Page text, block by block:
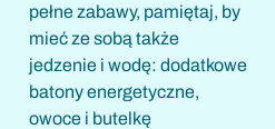
pełne zabawy, pamiętaj, by
mieć ze sobą także
jedzenie i wodę: dodatkowe
batony energetyczne,
owoce i butelkę